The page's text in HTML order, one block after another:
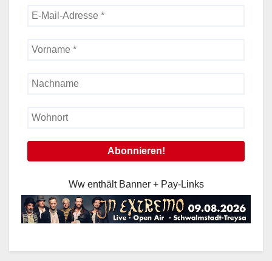
Ww enthält Banner + Pay-Links